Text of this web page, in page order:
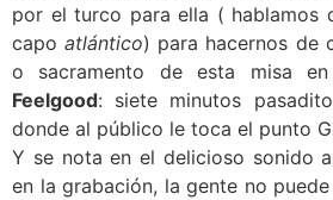
por el turco para ella ( hablamos
capoatlántico) para hacernos de
o sacramento de esta misa
Feelgood: siete minutos
donde al público le toca el punto
Y se nota en el delicioso sonido
en la grabación, la gente no